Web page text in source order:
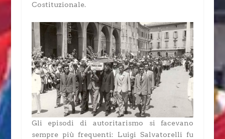
Costituzionale.
Gli episodi di autoritarismo si facevano
sempre più frequenti: Luigi Salvatorelli fu